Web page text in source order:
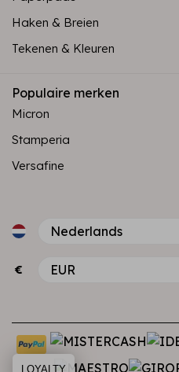
Haken & Breien
Tekenen & Kleuren
Populaire merken
Micron
Stamperia
Versafine
€
LOYALTY